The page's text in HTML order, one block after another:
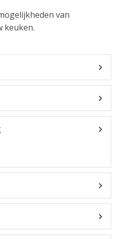
van
keuken.